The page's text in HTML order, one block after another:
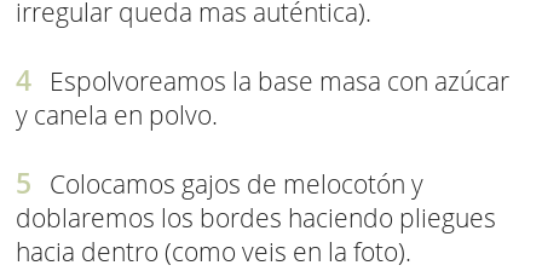
irregular queda mas auténtica).
Espolvoreamos la base masa con azúcar
y canela en polvo.
Colocamos gajos de melocotón y
doblaremos los bordes haciendo pliegues
hacia dentro (como veis en la foto).